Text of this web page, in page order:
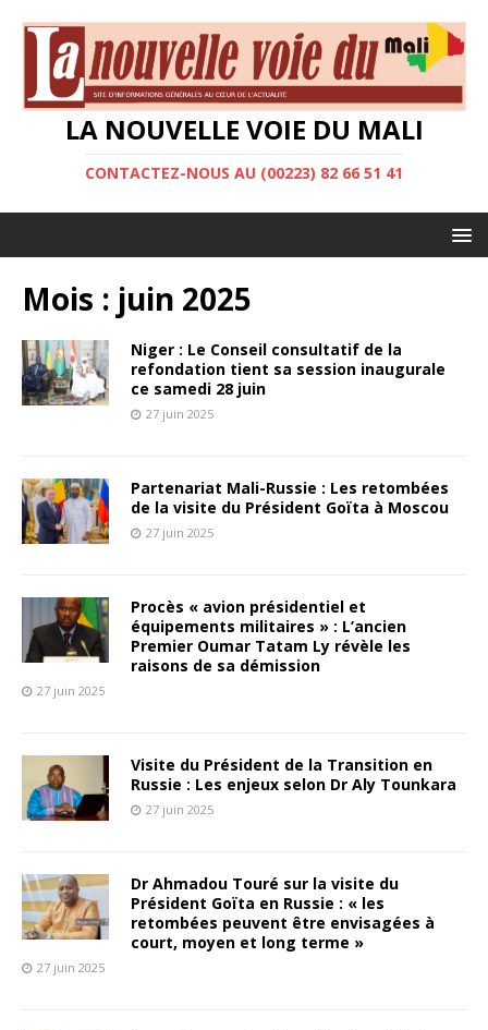
LA NOUVELLE VOIE DU MALI
CONTACTEZ-NOUS AU (00223) 82 66 51 41
Mois : juin 2025
Niger : Le Conseil consultatif de la
refondation tient sa session inaugurale
ce samedi 28 juin
27 juin 2025
Partenariat Mali-Russie : Les retombées
de la visite du Président Goïta à Moscou
27 juin 2025
Procès « avion présidentiel et
équipements militaires » : L’ancien
Premier Oumar Tatam Ly révèle les
raisons de sa démission
27 juin 2025
Visite du Président de la Transition en
Russie : Les enjeux selon Dr Aly Tounkara
27 juin 2025
Dr Ahmadou Touré sur la visite du
Président Goïta en Russie : « les
retombées peuvent être envisagées à
court, moyen et long terme »
27 juin 2025